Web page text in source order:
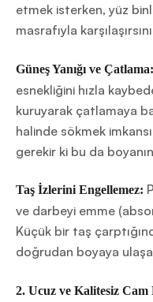
etmek isterken, yüz
masrafıyla
Güneş Yanığı ve Çatlama:
esnekliğini hızla
kuruyarak çatlamaya
halinde sökmek
gerekir ki bu da
Taş İzlerini Engellemez:
ve darbeyi emme
Küçük bir taş
doğrudan boyaya
2. Ucuz ve Kalitesiz